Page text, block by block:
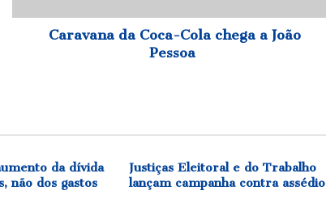
Caravana da Coca-Cola chega a João
Pessoa
da dívida
não dos gastos
Justiças Eleitoral e do Trabalho
lançam campanha contra assédio